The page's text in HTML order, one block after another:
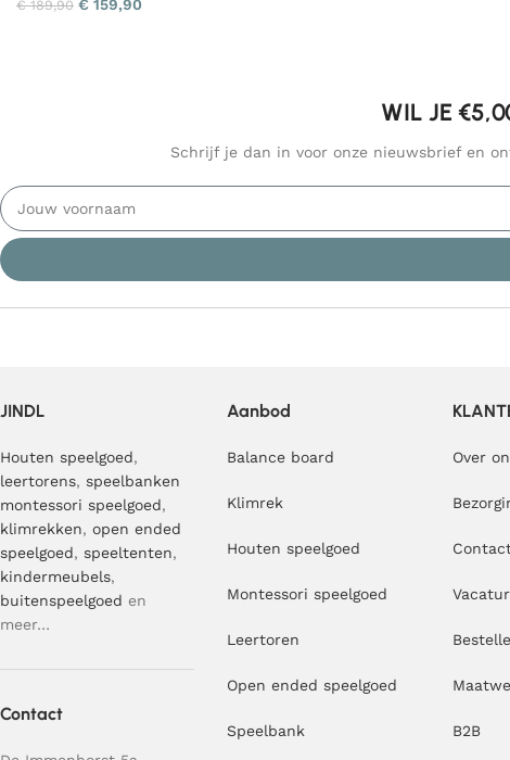
€189,90 € 159,90
WIL JE
Schrijf je dan in voor onze nieuwsbrief en
JINDL
Houten speelgoed,
leertorens, speelbanken
montessori speelgoed,
klimrekken, open ended
speelgoed, speeltenten,
kindermeubels,
buitenspeelgoed en
meer…
Contact
Aanbod
Balance board
Klimrek
Houten speelgoed
Montessori speelgoed
Leertoren
Open ended speelgoed
Speelbank
Over
B2B